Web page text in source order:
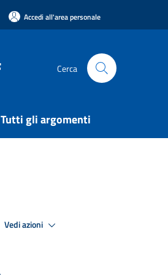
Accedi all'area personale
Cerca
Tutti gli argomenti
Vedi azioni